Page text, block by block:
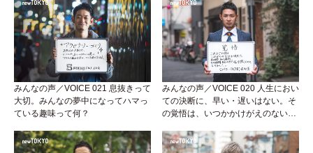
みんなの声／VOICE 021 息抜きって
大切。みんなの夢中になってハマっ
ている趣味って何？
みんなの声／VOICE 020 人生におい
ての決断に、早い・遅いはない。そ
の覚悟は、いつかかけがえのない宝